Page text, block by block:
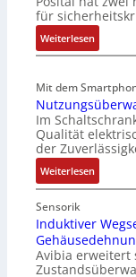
i
a
n
u
l
a
t
i
o
n
r
t
e
r
F
a
b
r
i
o
l
s
e
F
a
n
g
s
h
a
l
t
für
Weiterlesen:
B
t
t
e
r
i
e
l
s
e
M
Mit dem
Im
Qualität
der
Weiterlesen:
N
t
z
u
n
Sensorik
Induktiver
Avibia erweitert